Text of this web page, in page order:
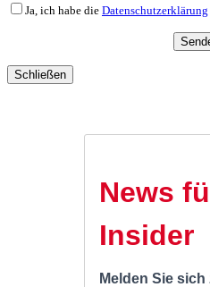
Ja, ich habe die Datenschutzerklärung
Schließen